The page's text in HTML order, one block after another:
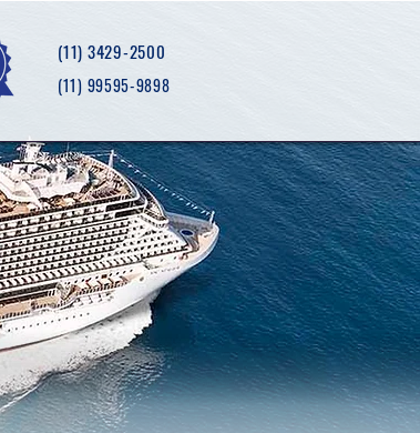
(11) 3429-2500
(11) 99595-9898